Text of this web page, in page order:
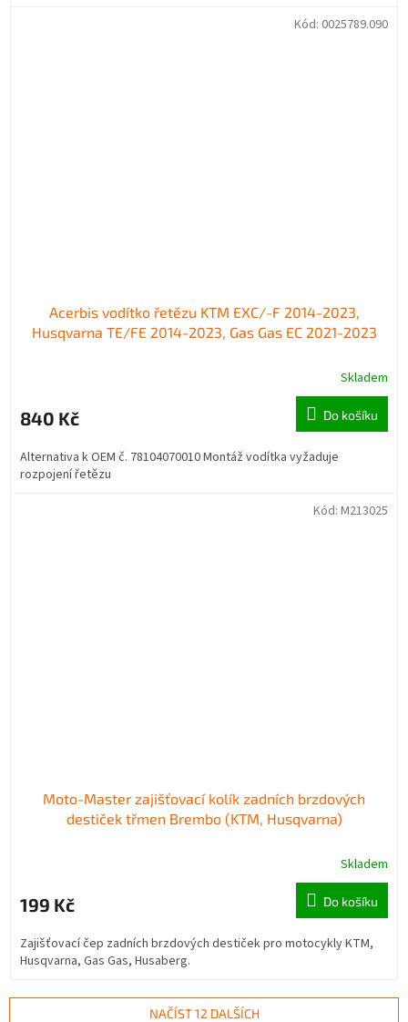
Acerbis vodítko řetězu KTM EXC/-F 2014-2023,
Husqvarna TE/FE 2014-2023, Gas Gas EC 2021-2023
Skladem
840 Kč Do košíku
Alternativa k OEM č. 78104070010 Montáž vodítka vyžaduje
rozpojení řetězu
Kód: 0025789.090
Moto-Master zajišťovací kolík zadních brzdových
destiček třmen Brembo (KTM, Husqvarna)
Skladem
199 Kč Do košíku
Zajišťovací čep zadních brzdových destiček pro motocykly KTM,
Husqvarna, Gas Gas, Husaberg.
Kód: M213025
NAČÍST 12 DALŠÍCH